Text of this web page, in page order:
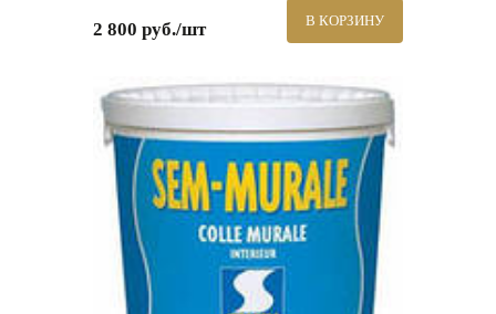
2 800 руб./шт В КОРЗИНУ